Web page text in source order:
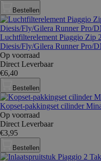
Bestellen
Luchtfilterelement Piaggio Zip
Diesis/Fly/Gilera Runner Pro/
Op voorraad
Direct Leverbaar
€6,40
Bestellen
Kopset-pakkingset cilinder
Op voorraad
Direct Leverbaar
€3,95
Bestellen